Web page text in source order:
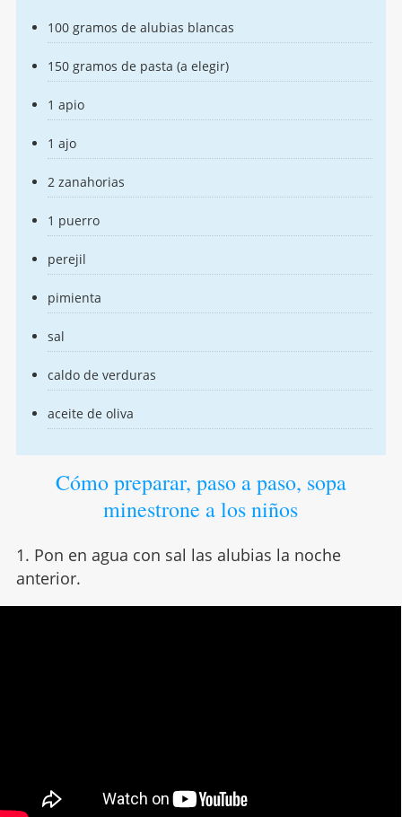
100 gramos de alubias blancas
150 gramos de pasta (a elegir)
1 apio
1 ajo
2 zanahorias
1 puerro
perejil
pimienta
sal
caldo de verduras
aceite de oliva
Cómo preparar, paso a paso, sopa
minestrone a los niños
1. Pon en agua con sal las alubias la noche
anterior.